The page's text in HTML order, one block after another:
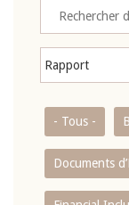
- Tous -
Documents